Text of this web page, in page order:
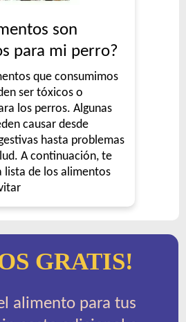
son
para mi perro?
que consumimos
ser tóxicos o
los perros. Algunas
causar desde
hasta problemas
A continuación, te
lista de los alimentos
GRATIS!
alimento para tus